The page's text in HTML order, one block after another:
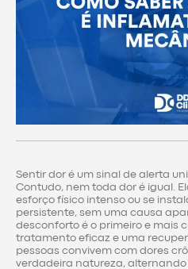
Sentir dor é um sinal de alerta
Contudo, nem toda dor é igual.
esforço físico intenso ou se
persistente, sem uma causa
desconforto é o primeiro e mais
tratamento eficaz e uma
pessoas convivem com dores
verdadeira natureza,